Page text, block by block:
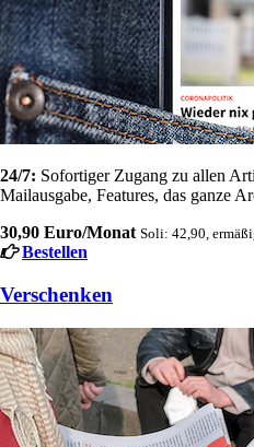
24/7: Sofortiger Zugang zu allen
Mailausgabe, Features, das ganze
30,90 Euro/Monat Soli: 42,90,
Bestellen
Verschenken